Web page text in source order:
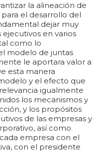
la alineación de
para el desarrollo del
dejar muy
en varios
como lo
modelo de juntas
le aportara valor a
esta manera
y el efecto que
igualmente
los mecanismos y
y los propósitos
de las empresas y
así como
empresa con el
con el presidente